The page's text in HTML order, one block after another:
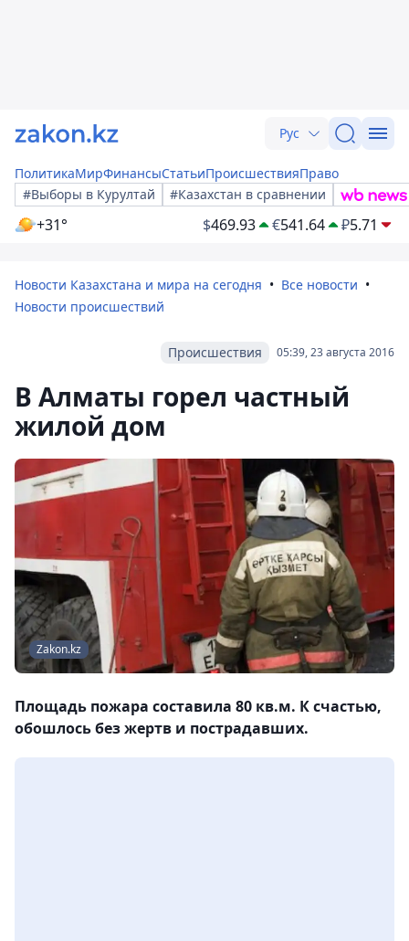
Рус
ПолитикаМирФинансыСтатьиПроисшествияПраво
#Выборы в Курултай
#Казахстан в сравнении
+31° $469.93 €541.64 ₽5.71
Новости Казахстана и мира на сегодня
Все новости
Новости происшествий
05:39, 23 августа 2016
Происшествия
В Алматы горел частный
жилой дом
Zakon.kz
Площадь пожара составила 80 кв.м. К счастью,
обошлось без жертв и пострадавших.